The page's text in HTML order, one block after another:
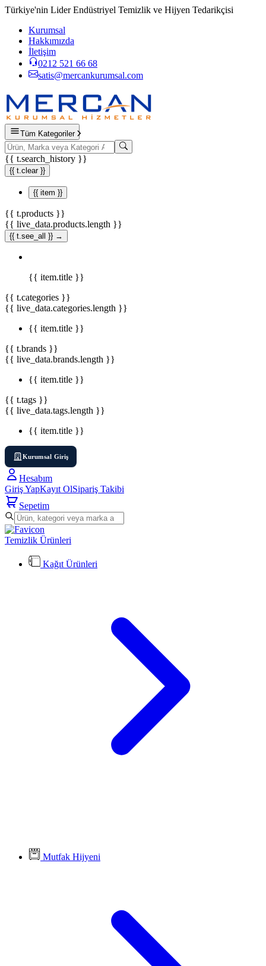
Türkiye'nin Lider Endüstriyel Temizlik ve Hijyen Tedarikçisi
Kurumsal
Hakkımızda
İletişim
0212 521 66 68
satis@mercankurumsal.com
Tüm Kategoriler
{{ t.search_history }}
{{ t.clear }}
{{ item }}
{{ t.products }}
{{ live_data.products.length }}
{{ t.see_all }} →
{{ item.title }}
{{ t.categories }}
{{ live_data.categories.length }}
{{ item.title }}
{{ t.brands }}
{{ live_data.brands.length }}
{{ item.title }}
{{ t.tags }}
{{ live_data.tags.length }}
{{ item.title }}
Kurumsal Giriş
Hesabım
Giriş YapKayıt OlSipariş Takibi
Sepetim
Temizlik Ürünleri
Kağıt Ürünleri
Mutfak Hijyeni